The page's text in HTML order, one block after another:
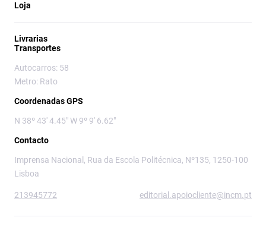
Loja
Livrarias
Transportes
Autocarros: 58
Metro: Rato
Coordenadas GPS
N 38º 43' 4.45" W 9º 9' 6.62"
Contacto
Imprensa Nacional, Rua da Escola Politécnica, Nº135, 1250-100
Lisboa
213945772 editorial.apoiocliente@incm.pt